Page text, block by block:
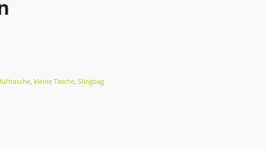
kleine Tasche ,Slingbag